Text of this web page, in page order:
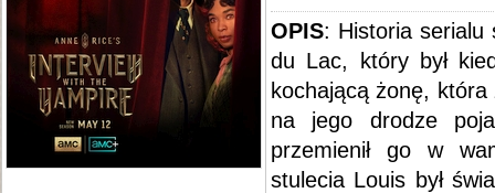
OPIS: Historia serialu
du Lac, który był
kochającą żonę,
na jego drodze
przemienił go w
stulecia Louis był